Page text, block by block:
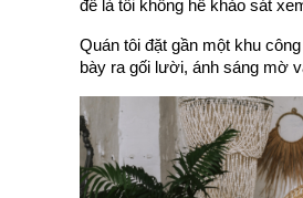
đề là tôi không hề khảo sát
Quán tôi đặt gần một khu
bày ra gối lười, ánh sáng mờ